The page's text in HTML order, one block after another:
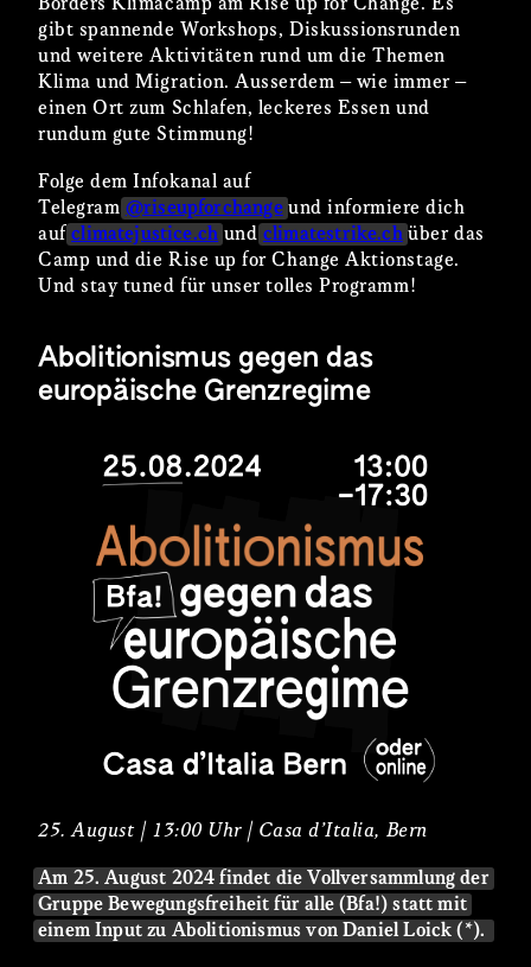
Borders Klimacamp am Rise up for Change. Es
gibt spannende Workshops, Diskussionsrunden
und weitere Aktivitäten rund um die Themen
Klima und Migration. Ausserdem – wie immer –
einen Ort zum Schlafen, leckeres Essen und
rundum gute Stimmung!
Folge dem Infokanal auf
Telegram @riseupforchangeund informiere dich
aufclimatejustice.ch und climatestrike.chüber das
Camp und die Rise up for Change Aktionstage.
Und stay tuned für unser tolles Programm!
Abolitionismus gegen das
europäische Grenzregime
25. August | 13:00 Uhr | Casa d’Italia, Bern
Am 25. August 2024 findet die Vollversammlung der
Gruppe Bewegungsfreiheit für alle (Bfa!) statt mit
einem Input zu Abolitionismus von Daniel Loick (*).